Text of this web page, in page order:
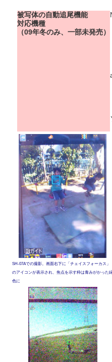
被写体の自動追尾機能
対応機種
（09年冬のみ、一部未発売）
SH-07Aでの撮影。画面右下に「チェイスフォーカス」
のアイコンが表示され、焦点を示す枠は青みがかった
色に